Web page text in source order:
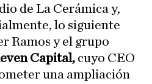
de La Cerámica y,
lo siguiente
Ramos y el grupo
Capital, cuyo CEO
una ampliación